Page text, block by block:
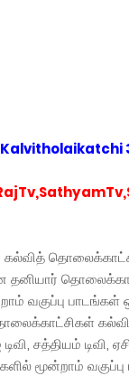
Kalvitholaikatchi
கல்வித்
தனியார்
வகுப்பு பாடங்கள்
சத்தியம் டிவி,
மூன்றாம்